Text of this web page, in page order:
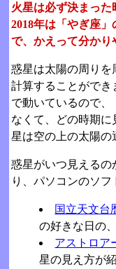
火星は必ず決まった
2018年は「やぎ座
で、かえって分かり
惑星は太陽の周りを
計算することができ
で動いているので
なくて、どの時期
星は空の上の太陽の
惑星がいつ見えるの
り、パソコンのソ
国立天文台
の好きな日の
アストロア
星の見え方が